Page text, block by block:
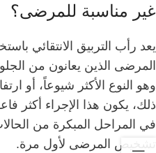
غير مناسبة للمرضى؟
يعد رأب التربيق الانتقائي
المرضى الذين يعانون من
وهو النوع الأكثر شيوعاً، أو
ذلك، يكون هذا الإجراء أكثر
في المراحل المبكرة من
تشخيص المرضى لأول مرة.